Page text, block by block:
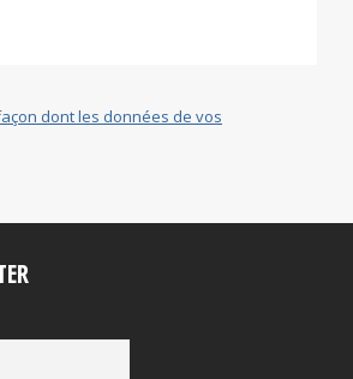
dont les données de vos